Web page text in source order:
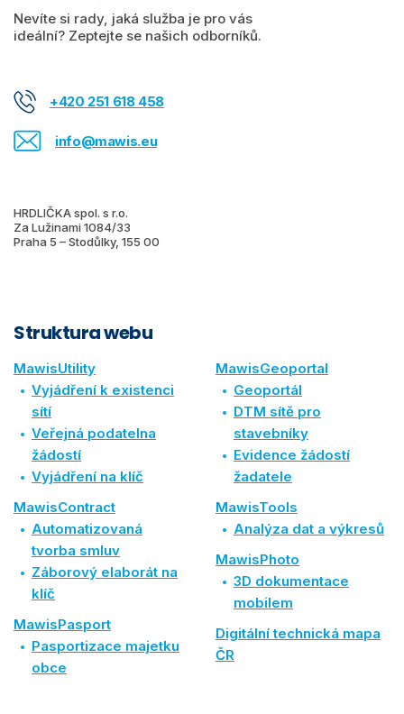
Nevíte si rady, jaká služba je pro vás
ideální? Zeptejte se našich odborníků.
+420 251 618 458
info@mawis.eu
HRDLIČKA spol. s r.o.
Za Lužinami 1084/33
Praha 5 – Stodůlky, 155 00
Struktura webu
MawisUtility
Vyjádření k existenci
sítí
Veřejná podatelna
žádostí
Vyjádření na klíč
MawisContract
Automatizovaná
tvorba smluv
Záborový elaborát na
klíč
MawisPasport
Pasportizace majetku
obce
MawisGeoportal
Geoportál
DTM sítě pro
stavebníky
Evidence žádostí
žadatele
MawisTools
Analýza dat a výkresů
MawisPhoto
3D dokumentace
mobilem
Digitální technická mapa
ČR